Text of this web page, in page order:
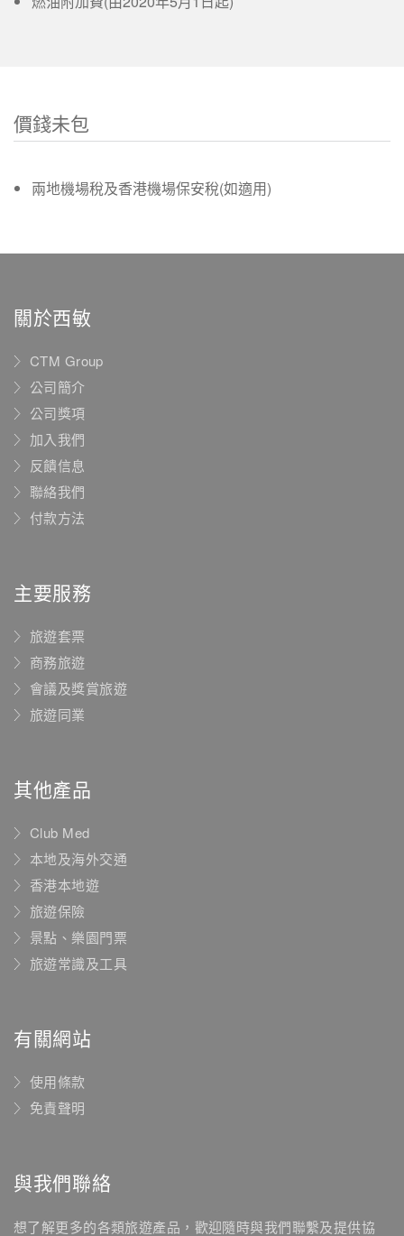
價錢未包
兩地機場稅及香港機場保安稅(如適用)
關於西敏
CTM Group
公司簡介
公司獎項
加入我們
反饋信息
聯絡我們
付款方法
主要服務
旅遊套票
商務旅遊
會議及獎賞旅遊
旅遊同業
其他產品
Club Med
本地及海外交通
香港本地遊
旅遊保險
景點、樂園門票
旅遊常識及工具
有關網站
使用條款
免責聲明
與我們聯絡
想了解更多的各類旅遊產品，歡迎隨時與我們聯繫及提供協